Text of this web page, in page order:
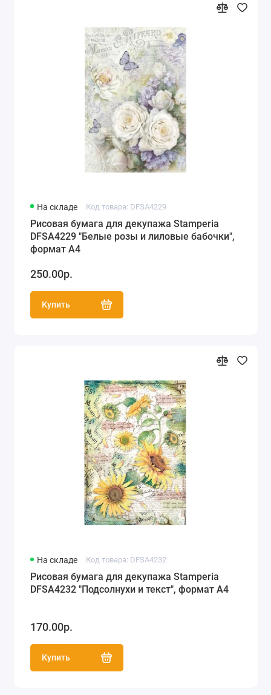
На складе Код товара: DFSA4229
Рисовая бумага для декупажа Stamperia
DFSA4229 "Белые розы и лиловые бабочки",
формат А4
250.00р.
Купить
На складе Код товара: DFSA4232
Рисовая бумага для декупажа Stamperia
DFSA4232 "Подсолнухи и текст", формат А4
170.00р.
Купить